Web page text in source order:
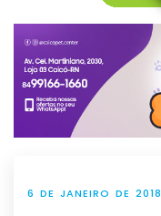
6 DE JANEIRO DE 2018